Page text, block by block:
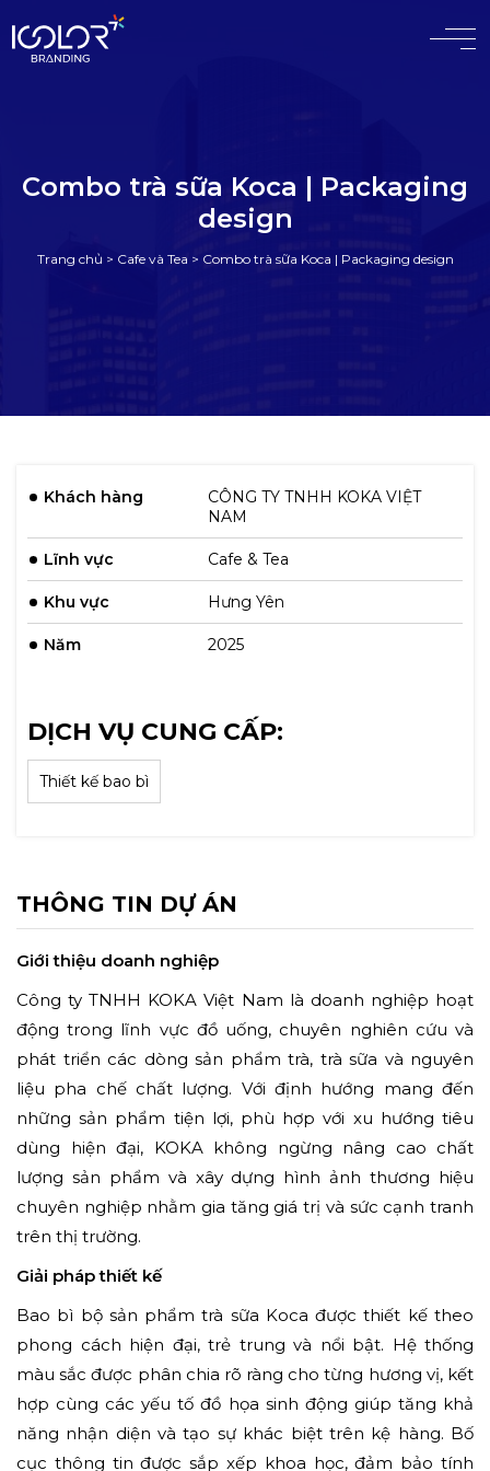
#
Combo trà sữa Koca | Packaging
design
Trang chủ > Cafe và Tea > Combo trà sữa Koca | Packaging design
Khách hàng
CÔNG TY TNHH KOKA VIỆT
NAM
Lĩnh vực Cafe & Tea
Khu vực Hưng Yên
Năm 2025
DỊCH VỤ CUNG CẤP:
Thiết kế bao bì
THÔNG TIN DỰ ÁN
Giới thiệu doanh nghiệp
Công ty TNHH KOKA Việt Nam là doanh nghiệp hoạt
động trong lĩnh vực đồ uống, chuyên nghiên cứu và
phát triển các dòng sản phẩm trà, trà sữa và nguyên
liệu pha chế chất lượng. Với định hướng mang đến
những sản phẩm tiện lợi, phù hợp với xu hướng tiêu
dùng hiện đại, KOKA không ngừng nâng cao chất
lượng sản phẩm và xây dựng hình ảnh thương hiệu
chuyên nghiệp nhằm gia tăng giá trị và sức cạnh tranh
trên thị trường.
Giải pháp thiết kế
Bao bì bộ sản phẩm trà sữa Koca được thiết kế theo
phong cách hiện đại, trẻ trung và nổi bật. Hệ thống
màu sắc được phân chia rõ ràng cho từng hương vị, kết
hợp cùng các yếu tố đồ họa sinh động giúp tăng khả
năng nhận diện và tạo sự khác biệt trên kệ hàng. Bố
cục thông tin được sắp xếp khoa học, đảm bảo tính